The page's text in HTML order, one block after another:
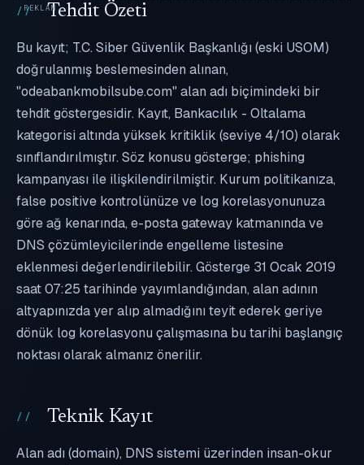
Tehdit Özeti
Bu kayıt; T.C. Siber Güvenlik Başkanlığı (eski USOM)
doğrulanmış beslemesinden alınan,
"odeabankmobilsube.com" alan adı biçimindeki bir
tehdit göstergesidir. Kayıt, Bankacılık - Oltalama
kategorisi altında yüksek kritiklik (seviye 4/10) olarak
sınıflandırılmıştır. Söz konusu gösterge; phishing
kampanyası ile ilişkilendirilmiştir. Kurum politikanıza,
false positive kontrolünüze ve log korelasyonunuza
göre ağ kenarında, e-posta gateway katmanında ve
DNS çözümleyicilerinde engelleme listesine
eklenmesi değerlendirilebilir. Gösterge 31 Ocak 2019
saat 07:25 tarihinde yayımlandığından, alan adının
altyapınızda yer alıp almadığını teyit ederek geriye
dönük log korelasyonu çalışmasına bu tarihi başlangıç
noktası olarak almanız önerilir.
Teknik Kayıt
Alan adı (domain), DNS sistemi üzerinden insan-okur